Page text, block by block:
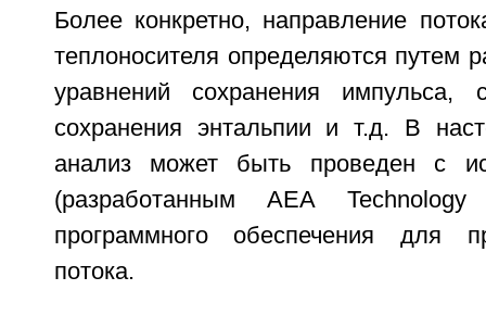
Более конкретно, направление
теплоносителя определяются путем
уравнений сохранения импульса,
сохранения энтальпии и т.д. В
анализ может быть проведен с
(разработанным АЕА
программного обеспечения для
потока.